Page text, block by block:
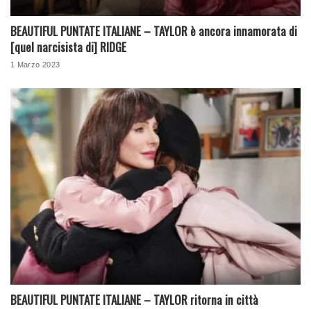
BEAUTIFUL PUNTATE ITALIANE – TAYLOR è ancora innamorata di
[quel narcisista di] RIDGE
1 Marzo 2023
BEAUTIFUL PUNTATE ITALIANE – TAYLOR ritorna in città